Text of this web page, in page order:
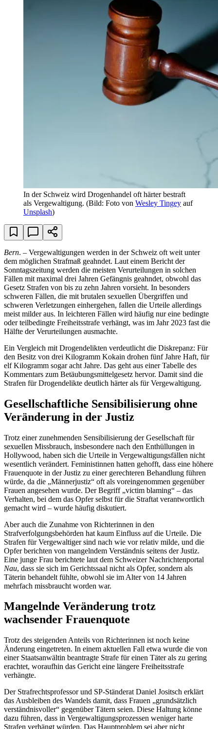
In der Schweiz wird Drogenhandel oft härter bestraft
als Vergewaltigung. (Bild: Foto von Wesley Tingey auf
Unsplash)
Bern. – Vergewaltigungen werden in der Schweiz oft weit unter
dem möglichen Strafmaß geahndet. Laut einem Bericht der
Sonntagszeitung werden die meisten Verurteilungen in solchen
Fällen mit maximal drei Jahren Gefängnis geahndet, obwohl das
Gesetz Strafen von bis zu zehn Jahren vorsieht. In besonders
schweren Fällen, die mit brutalen sexuellen Übergriffen und
schweren Verletzungen einhergehen, fallen die Urteile allerdings
meist milder aus. In leichteren Fällen wird häufig nur eine bedingte
oder teilbedingte Freiheitsstrafe verhängt, was im Jahr 2023 fast die
Hälfte der Verurteilungen ausmachte.
Ein Vergleich mit Drogendelikten verdeutlicht die Diskrepanz: Für
den Besitz von drei Kilogramm Kokain drohen fünf Jahre Haft, für
elf Kilogramm sogar acht Jahre. Das geht aus einer Tabelle des
Kommentars zum Betäubungsmittelgesetz hervor. Damit sind die
Strafen für Drogendelikte deutlich härter als für Vergewaltigung.
Gesellschaftliche Sensibilisierung ohne
Veränderung in der Justiz
Trotz einer zunehmenden Sensibilisierung der Gesellschaft für
sexuellen Missbrauch, insbesondere nach den Enthüllungen in
Hollywood, haben sich die Urteile in Vergewaltigungsfällen nicht
wesentlich verändert. Feministinnen hatten gehofft, dass eine höhere
Frauenquote in der Justiz zu einer gerechteren Behandlung führen
würde, da die „Männerjustiz“ oft als voreingenommen gegenüber
Frauen angesehen wurde. Der Begriff „victim blaming“ – das
Verhalten, bei dem das Opfer selbst für die Straftat verantwortlich
gemacht wird – wurde häufig diskutiert.
Aber auch die Zunahme von Richterinnen in den
Strafverfolgungsbehörden hat kaum Einfluss auf die Urteile. Die
Strafen für Vergewaltiger sind nach wie vor relativ milde, und die
Opfer berichten von mangelndem Verständnis seitens der Justiz.
Eine junge Frau berichtete laut dem Schweizer Nachrichtenportal
Nau, dass sie sich im Gerichtssaal nicht als Opfer, sondern als
Täterin behandelt fühlte, obwohl sie im Alter von 14 Jahren
mehrfach missbraucht worden war.
Mangelnde Veränderung trotz
wachsender Frauenquote
Trotz des steigenden Anteils von Richterinnen ist noch keine
Änderung eingetreten. In einem aktuellen Fall etwa wurde die von
einer Staatsanwältin beantragte Strafe für einen Täter als zu gering
erachtet, woraufhin das Gericht eine längere Freiheitsstrafe
verhängte.
Der Strafrechtsprofessor und SP-Ständerat Daniel Jositsch erklärt
das Ausbleiben des Wandels damit, dass Frauen „grundsätzlich
verständnisvoller“ gegenüber Tätern seien. Diese Haltung könne
dazu führen, dass in Vergewaltigungsprozessen weniger harte
Strafen verhängt würden. Das Hauptproblem sei aber nicht